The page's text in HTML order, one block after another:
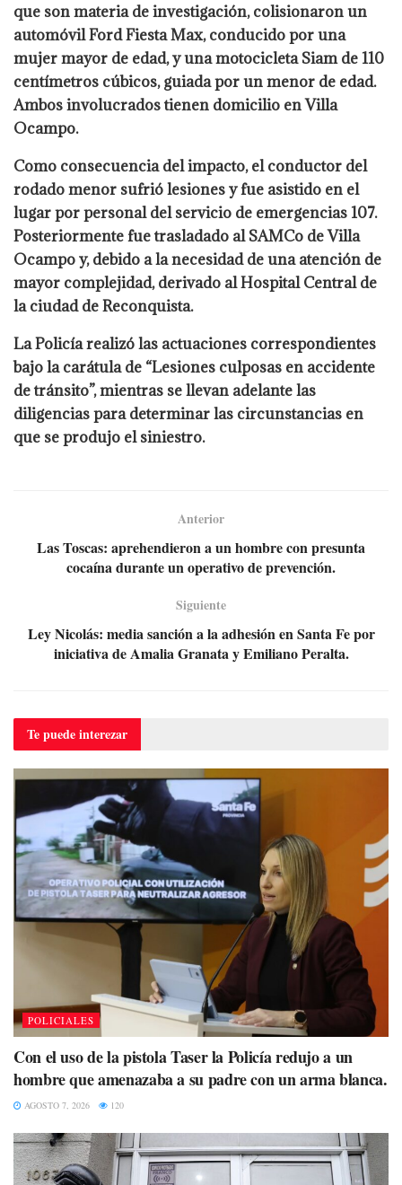
que son materia de investigación, colisionaron un
automóvil Ford Fiesta Max, conducido por una
mujer mayor de edad, y una motocicleta Siam de 110
centímetros cúbicos, guiada por un menor de edad.
Ambos involucrados tienen domicilio en Villa
Ocampo.
Como consecuencia del impacto, el conductor del
rodado menor sufrió lesiones y fue asistido en el
lugar por personal del servicio de emergencias 107.
Posteriormente fue trasladado al SAMCo de Villa
Ocampo y, debido a la necesidad de una atención de
mayor complejidad, derivado al Hospital Central de
la ciudad de Reconquista.
La Policía realizó las actuaciones correspondientes
bajo la carátula de “Lesiones culposas en accidente
de tránsito”, mientras se llevan adelante las
diligencias para determinar las circunstancias en
que se produjo el siniestro.
Anterior
Las Toscas: aprehendieron a un hombre con presunta
cocaína durante un operativo de prevención.
Siguiente
Ley Nicolás: media sanción a la adhesión en Santa Fe por
iniciativa de Amalia Granata y Emiliano Peralta.
Te puedeinterezar
POLICIALES
Con el uso de la pistola Taser la Policía redujo a un
hombre que amenazaba a su padre con un arma blanca.
AGOSTO 7, 2026 120